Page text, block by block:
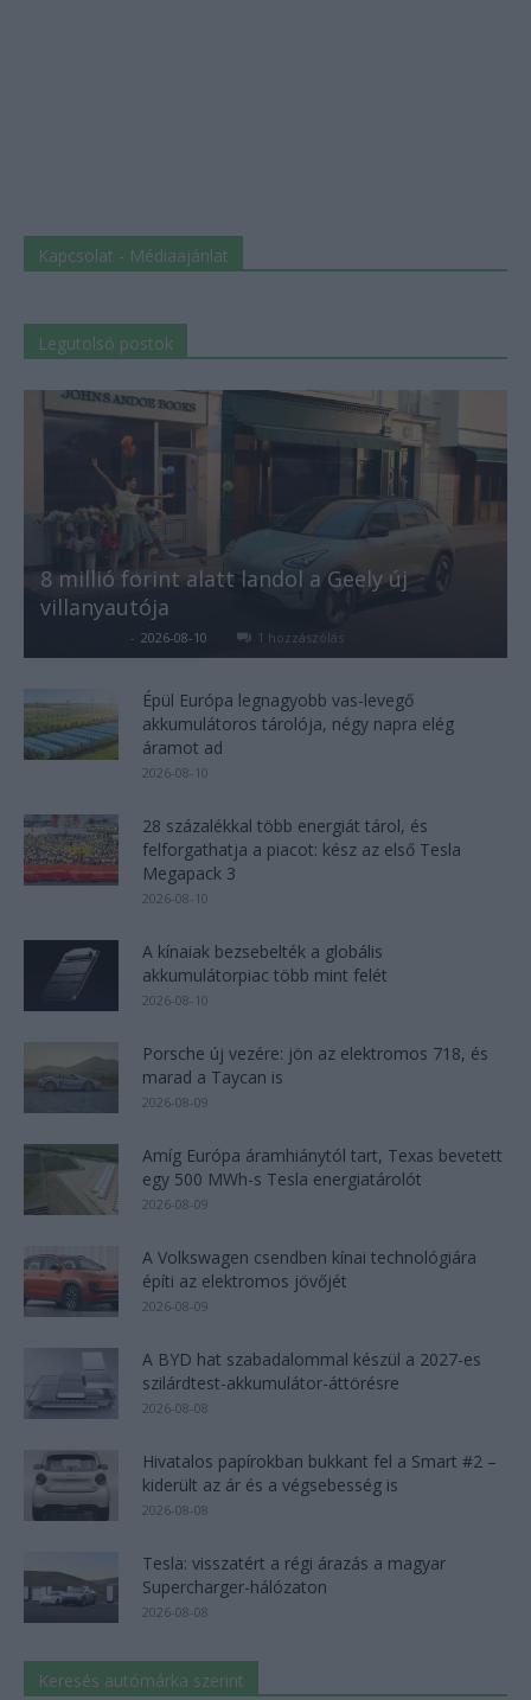
Kapcsolat - Médiaajánlat
Legutolsó postok
8 millió forint alatt landol a Geely új
villanyautója
- 2026-08-10 1 hozzászólás
Épül Európa legnagyobb vas-levegő
akkumulátoros tárolója, négy napra elég
áramot ad
2026-08-10
28 százalékkal több energiát tárol, és
felforgathatja a piacot: kész az első Tesla
Megapack 3
2026-08-10
A kínaiak bezsebelték a globális
akkumulátorpiac több mint felét
2026-08-10
Porsche új vezére: jön az elektromos 718, és
marad a Taycan is
2026-08-09
Amíg Európa áramhiánytól tart, Texas bevetett
egy 500 MWh-s Tesla energiatárolót
2026-08-09
A Volkswagen csendben kínai technológiára
építi az elektromos jövőjét
2026-08-09
A BYD hat szabadalommal készül a 2027-es
szilárdtest-akkumulátor-áttörésre
2026-08-08
Hivatalos papírokban bukkant fel a Smart #2 –
kiderült az ár és a végsebesség is
2026-08-08
Tesla: visszatért a régi árazás a magyar
Supercharger-hálózaton
2026-08-08
Keresés autómárka szerint